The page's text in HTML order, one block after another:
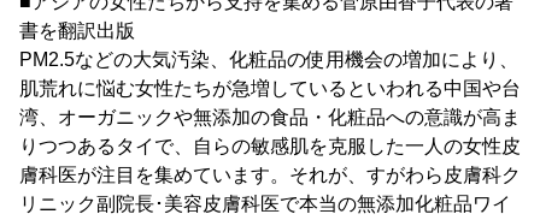
書を翻訳出版
PM2.5などの大気汚染、化粧品の使用機会の増加により、
肌荒れに悩む女性たちが急増しているといわれる中国や台
湾、オーガニックや無添加の食品・化粧品への意識が高ま
りつつあるタイで、自らの敏感肌を克服した一人の女性皮
膚科医が注目を集めています。それが、すがわら皮膚科ク
リニック副院長･美容皮膚科医で本当の無添加化粧品ワイ